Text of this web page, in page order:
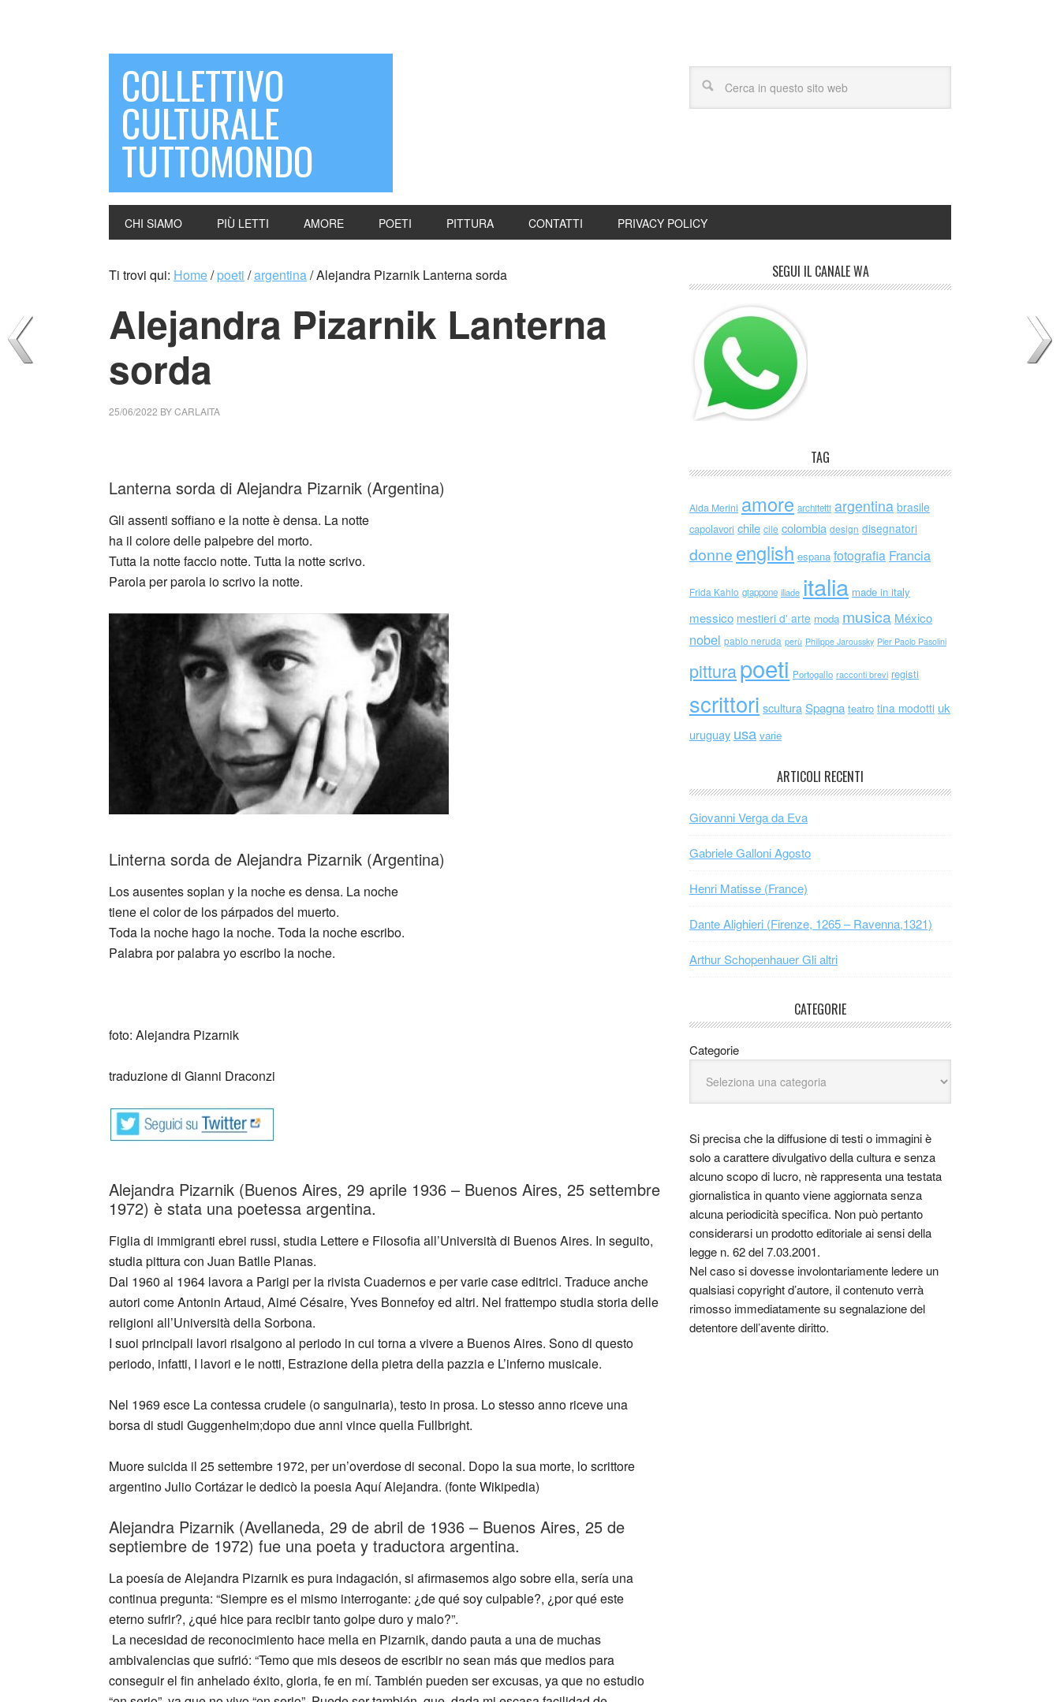
COLLETTIVO
CULTURALE
TUTTOMONDO
CHI SIAMO PIÙ LETTI AMORE POETI PITTURA CONTATTI PRIVACY POLICY
Ti trovi qui: Home/ poeti /argentina/Alejandra Pizarnik Lanterna sorda
Alejandra Pizarnik Lanterna
sorda
25/06/2022 BYCARLAITA
Lanterna sorda di Alejandra Pizarnik (Argentina)
Gli assenti soffiano e la notte è densa. La notte
ha il colore delle palpebre del morto.
Tutta la notte faccio notte. Tutta la notte scrivo.
Parola per parola io scrivo la notte.
Linterna sorda de Alejandra Pizarnik (Argentina)
Los ausentes soplan y la noche es densa. La noche
tiene el color de los párpados del muerto.
Toda la noche hago la noche. Toda la noche escribo.
Palabra por palabra yo escribo la noche.
foto: Alejandra Pizarnik
traduzione di Gianni Draconzi
Alejandra Pizarnik (Buenos Aires, 29 aprile 1936 – Buenos Aires, 25 settembre
1972) è stata una poetessa argentina.
Figlia di immigranti ebrei russi, studia Lettere e Filosofia all’Università di Buenos Aires. In seguito,
studia pittura con Juan Batlle Planas.
Dal 1960 al 1964 lavora a Parigi per la rivista Cuadernos e per varie case editrici. Traduce anche
autori come Antonin Artaud, Aimé Césaire, Yves Bonnefoy ed altri. Nel frattempo studia storia delle
religioni all’Università della Sorbona.
I suoi principali lavori risalgono al periodo in cui torna a vivere a Buenos Aires. Sono di questo
periodo, infatti, I lavori e le notti, Estrazione della pietra della pazzia e L’inferno musicale.
Nel 1969 esce La contessa crudele (o sanguinaria), testo in prosa. Lo stesso anno riceve una
borsa di studi Guggenheim;dopo due anni vince quella Fullbright.
Muore suicida il 25 settembre 1972, per un’overdose di seconal. Dopo la sua morte, lo scrittore
argentino Julio Cortázar le dedicò la poesia Aquí Alejandra. (fonte Wikipedia)
Alejandra Pizarnik (Avellaneda, 29 de abril de 1936 – Buenos Aires, 25 de
septiembre de 1972) fue una poeta y traductora argentina.
La poesía de Alejandra Pizarnik es pura indagación, si afirmasemos algo sobre ella, sería una
continua pregunta: “Siempre es el mismo interrogante: ¿de qué soy culpable?, ¿por qué este
eterno sufrir?, ¿qué hice para recibir tanto golpe duro y malo?”.
​ La necesidad de reconocimiento hace mella en Pizarnik, dando pauta a una de muchas
ambivalencias que sufrió: “Temo que mis deseos de escribir no sean más que medios para
conseguir el fin anhelado éxito, gloria, fe en mí. También pueden ser excusas, ya que no estudio
SEGUI IL CANALE WA
TAG
Alda Merini amore architetti argentina brasile
capolavori chile cile colombia design disegnatori
donne english espana fotografia Francia
Frida Kahlo giappone iliade italia made in italy
messico mestieri d' arte moda musica México
nobel pablo neruda perù Philippe Jaroussky Pier Paolo Pasolini
pitturapoeti Portogallo racconti brevi registi
scrittori scultura Spagna teatro tina modotti uk
uruguay usa varie
ARTICOLI RECENTI
Giovanni Verga da Eva
Gabriele Galloni Agosto
Henri Matisse (France)
Dante Alighieri (Firenze, 1265 – Ravenna,1321)
Arthur Schopenhauer Gli altri
CATEGORIE
Categorie
Si precisa che la diffusione di testi o immagini è
solo a carattere divulgativo della cultura e senza
alcuno scopo di lucro, nè rappresenta una testata
giornalistica in quanto viene aggiornata senza
alcuna periodicità specifica. Non può pertanto
considerarsi un prodotto editoriale ai sensi della
legge n. 62 del 7.03.2001.
Nel caso si dovesse involontariamente ledere un
qualsiasi copyright d’autore, il contenuto verrà
rimosso immediatamente su segnalazione del
detentore dell’avente diritto.